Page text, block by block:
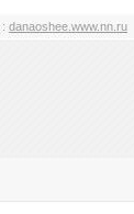
: danaoshee.www.nn.ru